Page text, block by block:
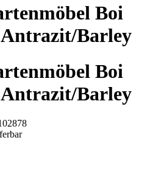
Boi
Antrazit/Barley
Boi
Antrazit/Barley